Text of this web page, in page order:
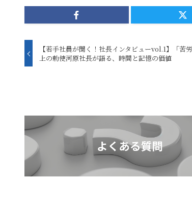
【若手社員が聞く！社長インタビューvol.1】「
上の勅使河原社長が語る、時間と記憶の価値